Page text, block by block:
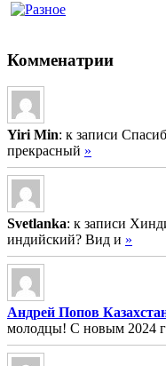
Комменатрии
Yiri Min: к записи
прекрасный »
Svetlanka: к записи
индийский? Вид и »
Андрей Попов
молодцы! С новым 2024